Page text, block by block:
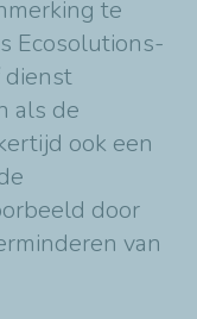
te
Ecosolutions-
dienst
als de
ook een
door
van